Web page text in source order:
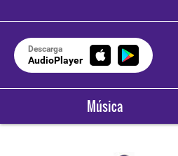
Descarga
AudioPlayer
Música